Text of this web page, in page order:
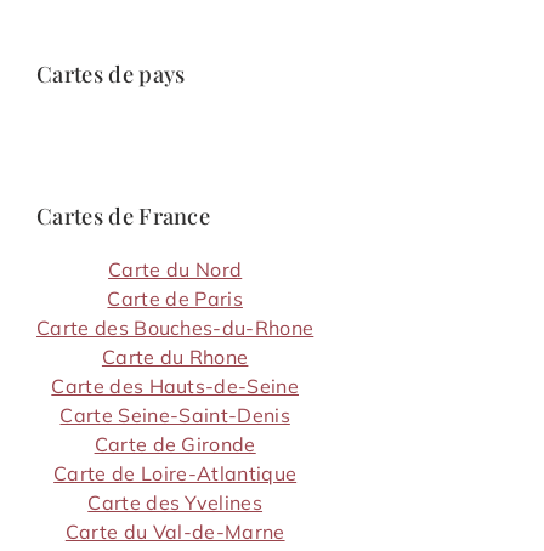
Cartes de pays
Cartes de France
Carte du Nord
Carte de Paris
Carte des Bouches-du-Rhone
Carte du Rhone
Carte des Hauts-de-Seine
Carte Seine-Saint-Denis
Carte de Gironde
Carte de Loire-Atlantique
Carte des Yvelines
Carte du Val-de-Marne